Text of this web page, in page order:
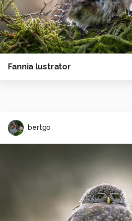
Fannia lustrator
bertgo